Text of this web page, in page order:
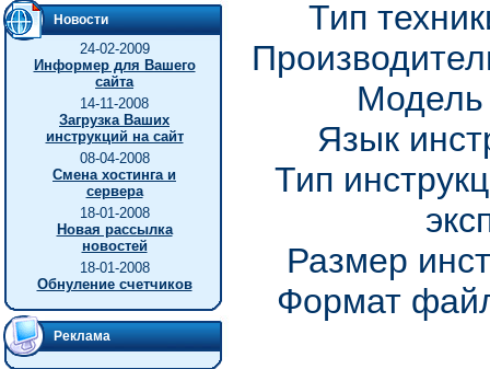
Новости
24-02-2009
Информер для Вашего
сайта
14-11-2008
Загрузка Ваших
инструкций на сайт
08-04-2008
Смена хостинга и
сервера
18-01-2008
Новая рассылка
новостей
18-01-2008
Обнуление счетчиков
Реклама
Тип
Модель
Язык
Тип
Размер
Формат